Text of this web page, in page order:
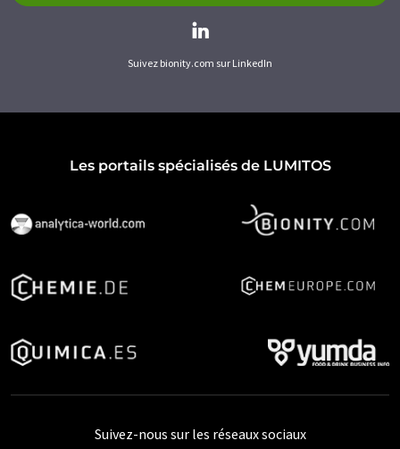
Suivez bionity.com sur LinkedIn
Les portails spécialisés de LUMITOS
Suivez-nous sur les réseaux sociaux